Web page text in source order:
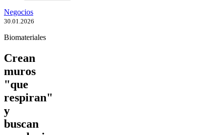
Negocios
30.01.2026
Biomateriales
Crean
muros
"que
respiran"
y
buscan